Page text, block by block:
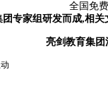
全国免
专家组研发而成,相
亮剑教育集